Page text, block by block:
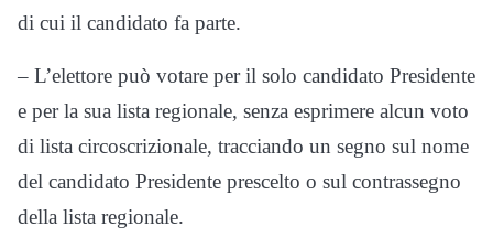
di cui il candidato fa parte.
– L’elettore può votare per il solo candidato Presidente
e per la sua lista regionale, senza esprimere alcun voto
di lista circoscrizionale, tracciando un segno sul nome
del candidato Presidente prescelto o sul contrassegno
della lista regionale.